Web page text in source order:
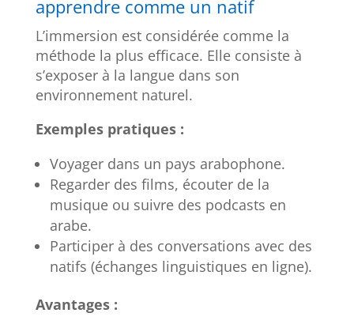
apprendre comme un natif
L’immersion est considérée comme la
méthode la plus efficace. Elle consiste à
s’exposer à la langue dans son
environnement naturel.
Exemples pratiques :
Voyager dans un pays arabophone.
Regarder des films, écouter de la
musique ou suivre des podcasts en
arabe.
Participer à des conversations avec des
natifs (échanges linguistiques en ligne).
Avantages :